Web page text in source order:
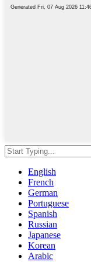
English
French
German
Portuguese
Spanish
Russian
Japanese
Korean
Arabic